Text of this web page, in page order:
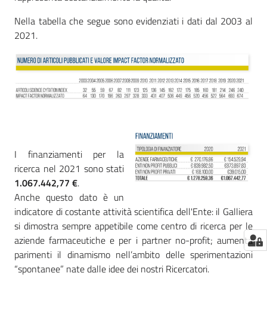
Nella tabella che segue sono evidenziati i dati dal 2003 al
2021.
I finanziamenti per la
ricerca nel 2021 sono stati
1.067.442,77 €.
Anche questo dato è un
indicatore di costante attività scientifica dell'Ente: il Galliera
si dimostra sempre appetibile come centro di ricerca per le
aziende farmaceutiche e per i partner no-profit; aumenta
parimenti il dinamismo nell’ambito delle sperimentazioni
“spontanee” nate dalle idee dei nostri Ricercatori.